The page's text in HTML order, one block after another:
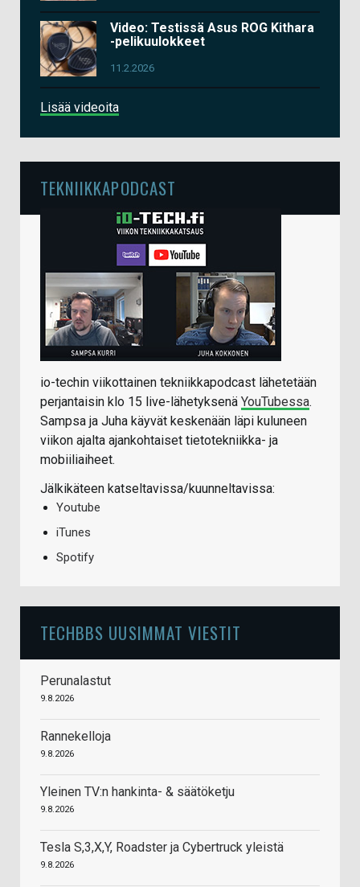
Video: Testissä Asus ROG Kithara
-pelikuulokkeet
11.2.2026
Lisää videoita
TEKNIIKKAPODCAST
io-techin viikottainen tekniikkapodcast lähetetään
perjantaisin klo 15 live-lähetyksenä YouTubessa.
Sampsa ja Juha käyvät keskenään läpi kuluneen
viikon ajalta ajankohtaiset tietotekniikka- ja
mobiiliaiheet.
Jälkikäteen katseltavissa/kuunneltavissa:
Youtube
iTunes
Spotify
TECHBBS UUSIMMAT VIESTIT
Perunalastut
9.8.2026
Rannekelloja
9.8.2026
Yleinen TV:n hankinta- & säätöketju
9.8.2026
Tesla S,3,X,Y, Roadster ja Cybertruck yleistä
9.8.2026